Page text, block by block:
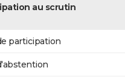
au scrutin
participation